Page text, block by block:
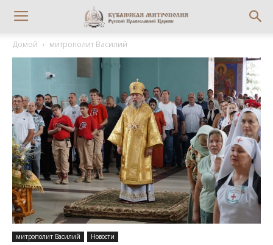
Домой митрополит Василий
митрополит Василий Новости